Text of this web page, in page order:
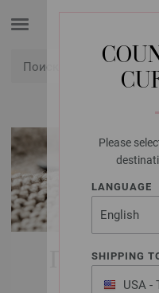
Please
LANGUAGE
SHIPPING
USA -
ПРЯЖА